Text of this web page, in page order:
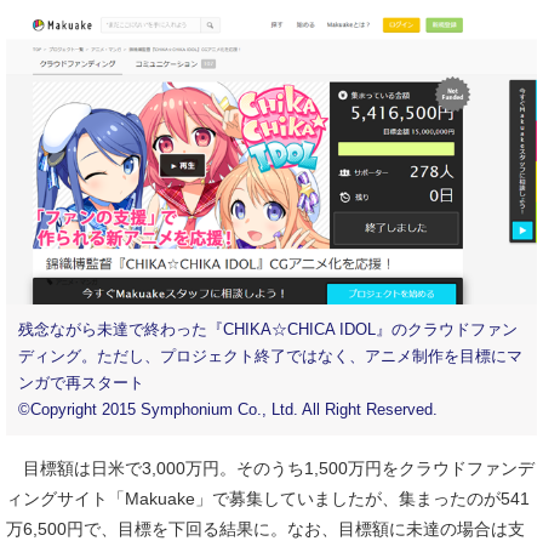
残念ながら未達で終わった『CHIKA☆CHICA IDOL』のクラウドファン
ディング。ただし、プロジェクト終了ではなく、アニメ制作を目標にマ
ンガで再スタート
©Copyright 2015 Symphonium Co., Ltd. All Right Reserved.
目標額は日米で3,000万円。そのうち1,500万円をクラウドファンデ
ィングサイト「Makuake」で募集していましたが、集まったのが541
万6,500円で、目標を下回る結果に。なお、目標額に未達の場合は支